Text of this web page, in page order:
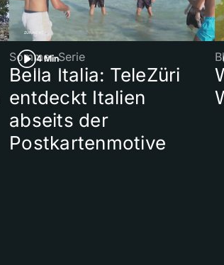
4 Min
Sommer-Serie
Bella Italia: TeleZüri
entdeckt Italien
abseits der
Postkartenmotive